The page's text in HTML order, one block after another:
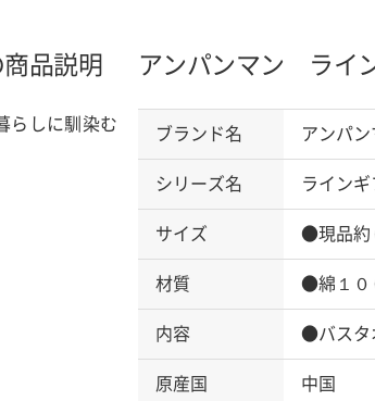
品説明
らしに馴染む
アンパンマン ライ
ブランド名 アンパン
シリーズ名 ラインギ
サイズ ●現品約
材質 ●綿１０
内容 ●バスタ
原産国 中国